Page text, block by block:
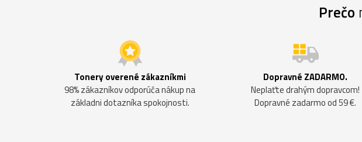
Prečo
Tonery overené zákazníkmi
98% zákazníkov odporúča nákup na
základni dotazníka spokojnosti.
Dopravné ZADARMO.
Neplaťte drahým dopravcom!
Dopravné zadarmo od 59 €.